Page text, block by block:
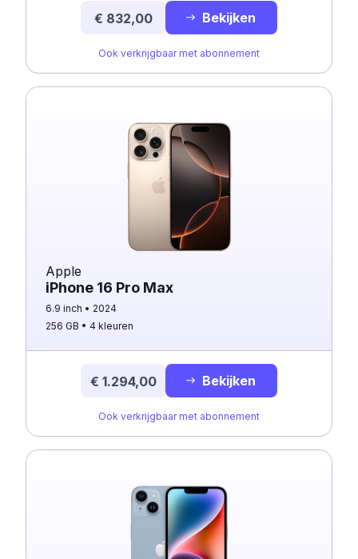
€ 832,00 Bekijken
Ook verkrijgbaar met abonnement
Apple
iPhone 16 Pro Max
6.9 inch
2024
256 GB
4 kleuren
€ 1.294,00 Bekijken
Ook verkrijgbaar met abonnement